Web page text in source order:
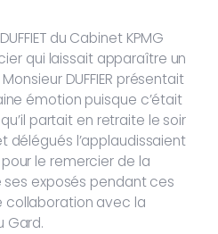
du Cabinet KPMG
qui laissait apparaître un
DUFFIER présentait
émotion puisque c’était
partait en retraite le soir
délégués l’applaudissaient
le remercier de la
exposés pendant ces
collaboration avec la
Gard.